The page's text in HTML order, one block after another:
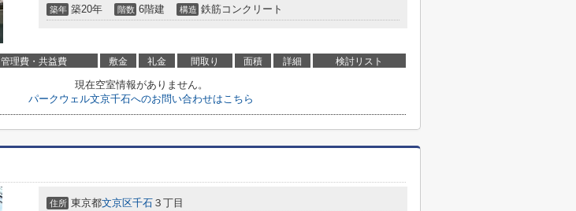
築年 築20年 階数 6階建 構造 鉄筋コンクリート
管理費・共益費 敷金 礼金 間取り 面積 詳細 検討リスト
現在空室情報がありません。
パークウェル文京千石へのお問い合わせはこちら
住所 東京都文京区千石 ３丁目